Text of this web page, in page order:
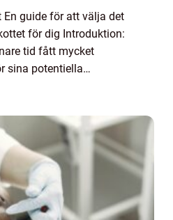
En guide för att välja det
för dig Introduktion:
tid fått mycket
sina potentiella